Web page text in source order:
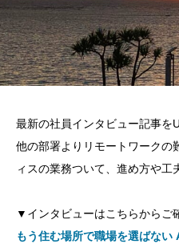
最新の社員インタビュー記事を
他の部署よりリモートワークの
ィスの業務ついて、進め方や工
▼インタビューはこちらからご
もう住む場所で職場を選ばない